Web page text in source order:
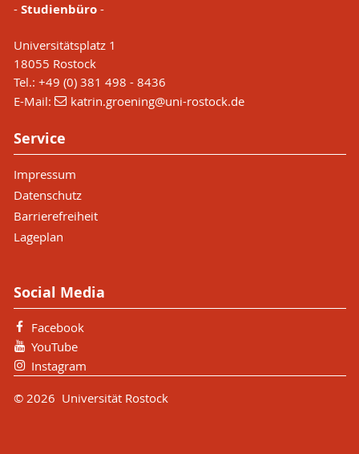
- Studienbüro -
Universitätsplatz 1
18055 Rostock
Tel.: +49 (0) 381 498 - 8436
E-Mail:
katrin.groening@uni-rostock.de
Service
Impressum
Datenschutz
Barrierefreiheit
Lageplan
Social Media
Facebook
YouTube
Instagram
© 2026 Universität Rostock